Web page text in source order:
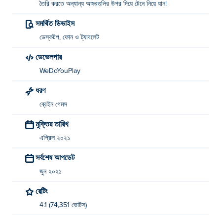
তৈরি করতে অন্যান্য অক্ষরগুলির উপর দিয়ে টেনে নিয়ে যান!
সমর্থিত ডিভাইস
ডেস্কটপ, ফোন ও ট্যাবলেট
ডেভেলপার
WeDoYouPlay
ধরণ
ব্রেইন গেমস
মুক্তির তারিখ
এপ্রিল ২০২১
সর্বশেষ আপডেট
জুন ২০২১
রেটিং
4.1 (74,351 ভোটস)